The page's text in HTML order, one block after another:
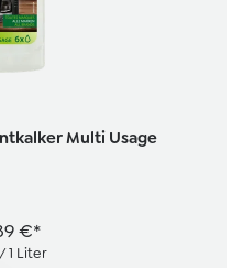
Multi Usage
€*
1 Liter